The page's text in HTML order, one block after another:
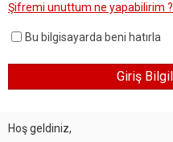
Şifremi unuttum ne yapabilirim ?
Bu bilgisayarda beni hatırla
Hoş geldiniz,